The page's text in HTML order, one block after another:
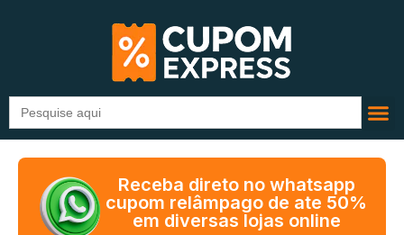
Search
for:
Receba direto no whatsapp
cupom relâmpago de ate 50%
em diversas lojas online